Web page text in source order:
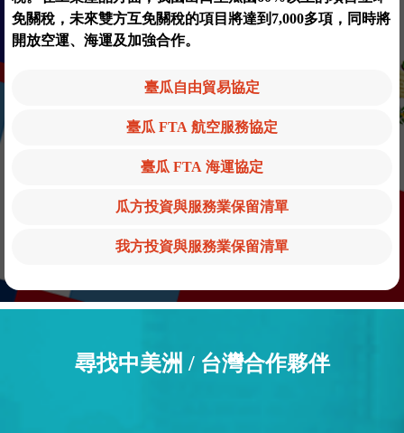
免關稅，未來雙方互免關稅的項目將達到7,000多項，同時將
開放空運、海運及加強合作。
臺瓜自由貿易協定
臺瓜 FTA 航空服務協定
臺瓜 FTA 海運協定
瓜方投資與服務業保留清單
我方投資與服務業保留清單
尋找中美洲 / 台灣合作夥伴